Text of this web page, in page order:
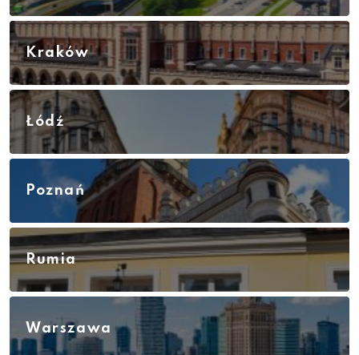
Kraków
Łódź
Poznań
Rumia
Warszawa